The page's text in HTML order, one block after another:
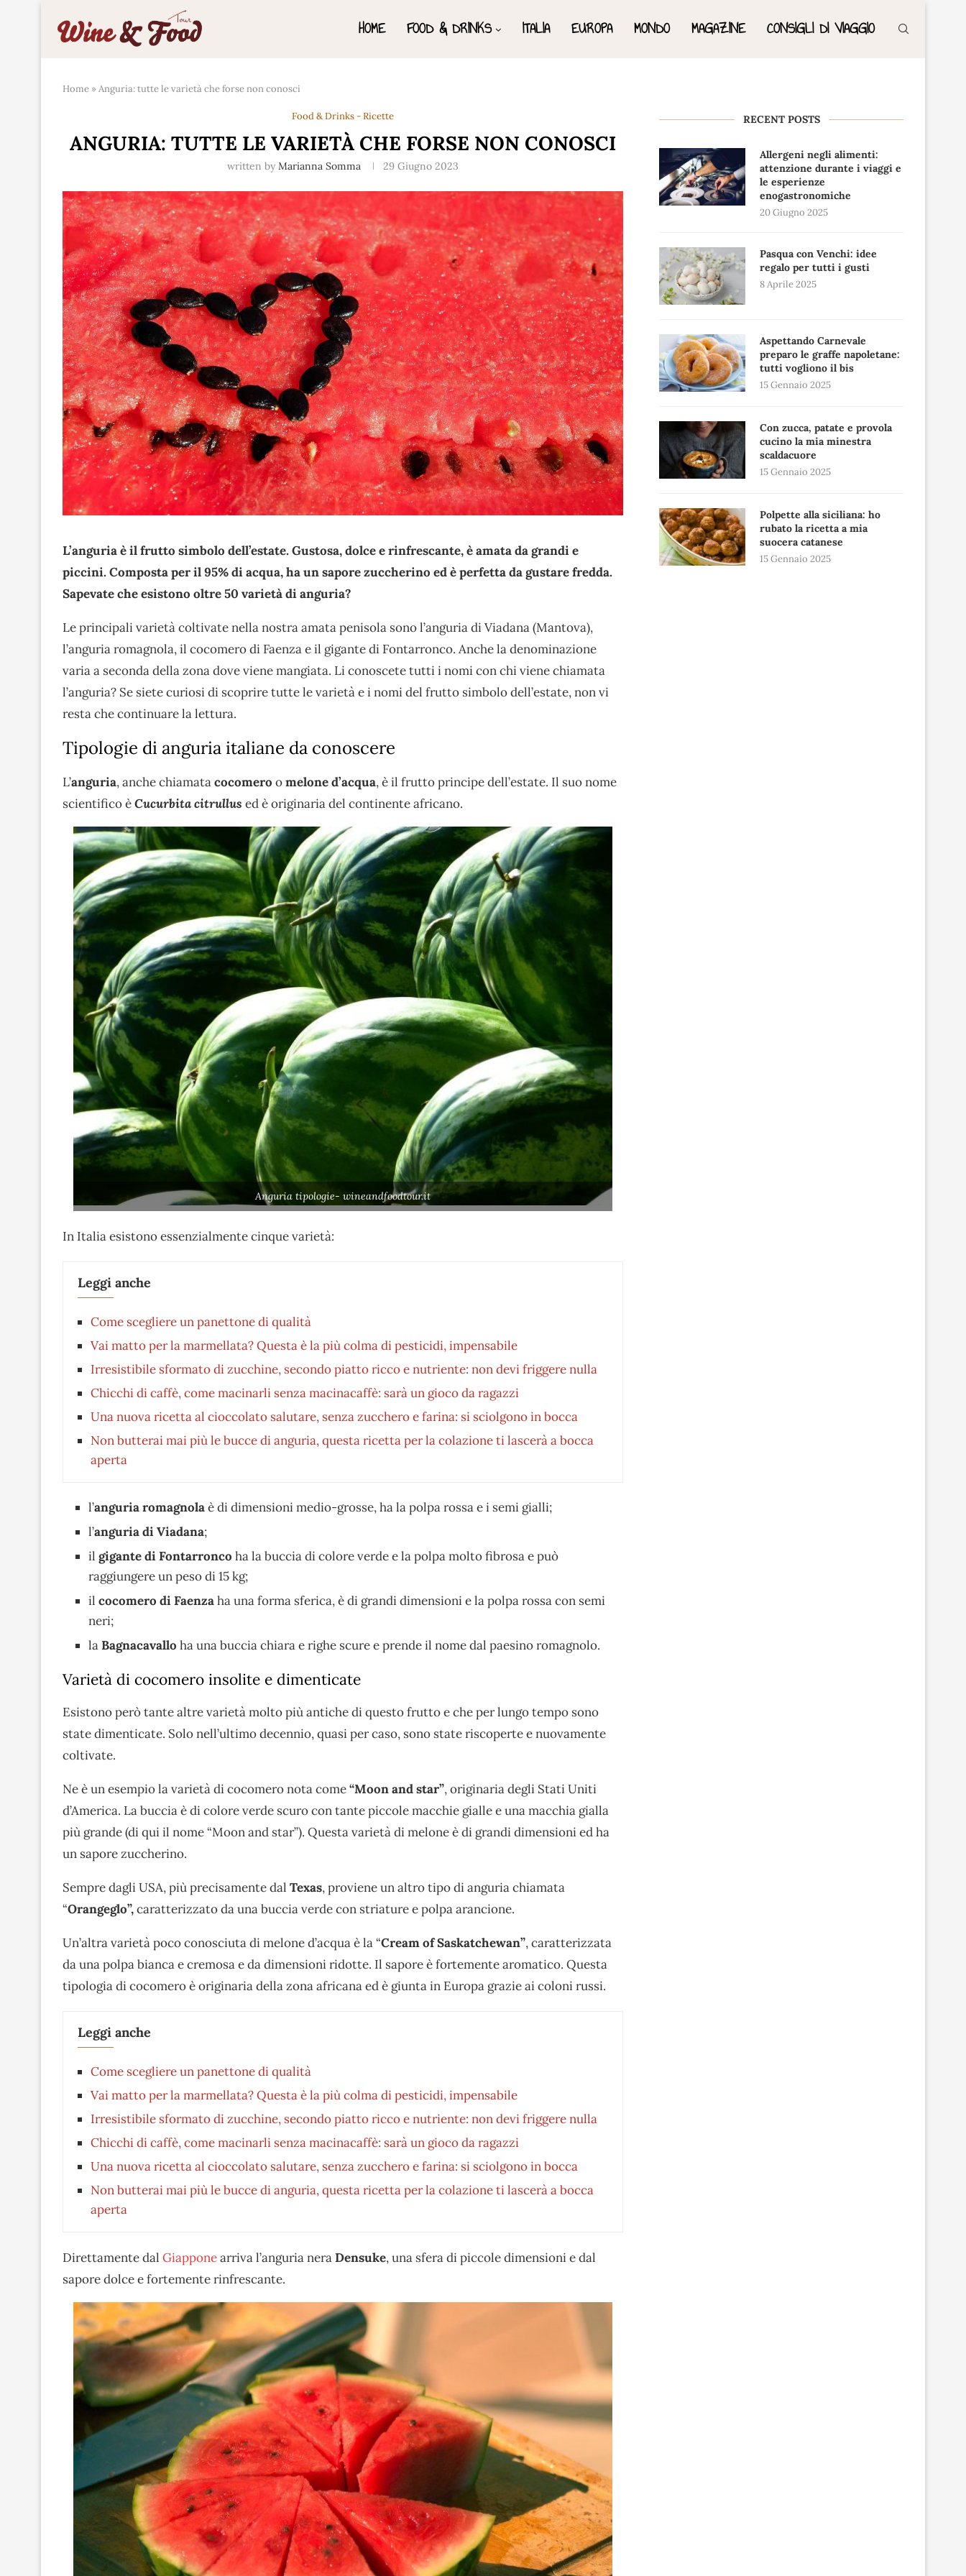
HOME FOOD & DRINKS ITALIA EUROPA MONDO MAGAZINE CONSIGLI DI VIAGGIO
Home »Anguria: tutte le varietà che forse non conosci
Food & Drinks - Ricette
ANGURIA: TUTTE LE VARIETÀ CHE FORSE NON CONOSCI
written by Marianna Somma 29 Giugno 2023
L’anguria è il frutto simbolo dell’estate. Gustosa, dolce e rinfrescante, è amata da grandi e
piccini. Composta per il 95% di acqua, ha un sapore zuccherino ed è perfetta da gustare fredda.
Sapevate che esistono oltre 50 varietà di anguria?
Le principali varietà coltivate nella nostra amata penisola sono l’anguria di Viadana (Mantova),
l’anguria romagnola, il cocomero di Faenza e il gigante di Fontarronco. Anche la denominazione
varia a seconda della zona dove viene mangiata. Li conoscete tutti i nomi con chi viene chiamata
l’anguria? Se siete curiosi di scoprire tutte le varietà e i nomi del frutto simbolo dell’estate, non vi
resta che continuare la lettura.
Tipologie di anguria italiane da conoscere
L’anguria, anche chiamatacocomero omelone d’acqua, è il frutto principe dell’estate. Il suo nome
scientifico èCucurbita citrullus ed è originaria del continente africano.
Anguria tipologie- wineandfoodtour.it
In Italia esistono essenzialmente cinque varietà:
Leggi anche
Come scegliere un panettone di qualità
Vai matto per la marmellata? Questa è la più colma di pesticidi, impensabile
Irresistibile sformato di zucchine, secondo piatto ricco e nutriente: non devi friggere nulla
Chicchi di caffè, come macinarli senza macinacaffè: sarà un gioco da ragazzi
Una nuova ricetta al cioccolato salutare, senza zucchero e farina: si sciolgono in bocca
Non butterai mai più le bucce di anguria, questa ricetta per la colazione ti lascerà a bocca
aperta
l’anguria romagnolaè di dimensioni medio-grosse, ha la polpa rossa e i semi gialli;
l’anguria di Viadana;
il gigante di Fontarronco ha la buccia di colore verde e la polpa molto fibrosa e può
raggiungere un peso di 15 kg;
il cocomero di Faenzaha una forma sferica, è di grandi dimensioni e la polpa rossa con semi
neri;
laBagnacavallo ha una buccia chiara e righe scure e prende il nome dal paesino romagnolo.
Varietà di cocomero insolite e dimenticate
Esistono però tante altre varietà molto più antiche di questo frutto e che per lungo tempo sono
state dimenticate. Solo nell’ultimo decennio, quasi per caso, sono state riscoperte e nuovamente
coltivate.
Ne è un esempio la varietà di cocomero nota come“Moon and star”, originaria degli Stati Uniti
d’America. La buccia è di colore verde scuro con tante piccole macchie gialle e una macchia gialla
più grande (di qui il nome “Moon and star”). Questa varietà di melone è di grandi dimensioni ed ha
un sapore zuccherino.
Sempre dagli USA, più precisamente dal Texas, proviene un altro tipo di anguria chiamata
“Orangeglo”,caratterizzato da una buccia verde con striature e polpa arancione.
Un’altra varietà poco conosciuta di melone d’acqua è la “Cream of Saskatchewan”, caratterizzata
da una polpa bianca e cremosa e da dimensioni ridotte. Il sapore è fortemente aromatico. Questa
tipologia di cocomero è originaria della zona africana ed è giunta in Europa grazie ai coloni russi.
Leggi anche
Come scegliere un panettone di qualità
Vai matto per la marmellata? Questa è la più colma di pesticidi, impensabile
Irresistibile sformato di zucchine, secondo piatto ricco e nutriente: non devi friggere nulla
Chicchi di caffè, come macinarli senza macinacaffè: sarà un gioco da ragazzi
Una nuova ricetta al cioccolato salutare, senza zucchero e farina: si sciolgono in bocca
Non butterai mai più le bucce di anguria, questa ricetta per la colazione ti lascerà a bocca
aperta
Direttamente dal Giapponearriva l’anguria neraDensuke, una sfera di piccole dimensioni e dal
sapore dolce e fortemente rinfrescante.
RECENT POSTS
Allergeni negli alimenti:
attenzione durante i viaggi e
le esperienze
enogastronomiche
20 Giugno 2025
Pasqua con Venchi: idee
regalo per tutti i gusti
8 Aprile 2025
Aspettando Carnevale
preparo le graffe napoletane:
tutti vogliono il bis
15 Gennaio 2025
Con zucca, patate e provola
cucino la mia minestra
scaldacuore
15 Gennaio 2025
Polpette alla siciliana: ho
rubato la ricetta a mia
suocera catanese
15 Gennaio 2025